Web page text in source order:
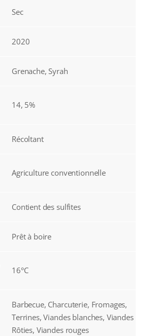
Sec
2020
Grenache, Syrah
14, 5%
Récoltant
Agriculture conventionnelle
Contient des sulfites
Prêt à boire
16°C
Barbecue, Charcuterie, Fromages,
Terrines, Viandes blanches, Viandes
Rôties, Viandes rouges